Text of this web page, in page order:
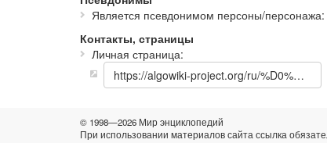
Является псевдонимом персоны/персонажа
Контакты, страницы
Личная страница
https://algowiki-project.org/ru/%D0%A3%D1%87%D0%B0%D1%81%D1%82%D0%BD%D0%B8%D0%BA:%D0%92%D0%B8%D0%BA%D1%82%D0%BE%D1%80_%D0%A1%D1%82%D0%B5%D0%BF%D0%B0%D0%BD%D0%B5%D0%BD%D0%BA%D0%BE
© 1998—2026 Мир энциклопедий
При использовании материалов сайта ссылка